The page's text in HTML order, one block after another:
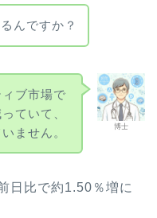
んですか？
博士
ブ市場で
ていて、
ません。
日比で約1.50％増に